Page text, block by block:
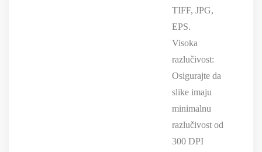
TIFF, JPG,
EPS.
Visoka
razlučivost:
Osigurajte da
slike imaju
minimalnu
razlučivost od
300 DPI